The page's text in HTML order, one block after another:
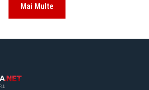
Mai Multe